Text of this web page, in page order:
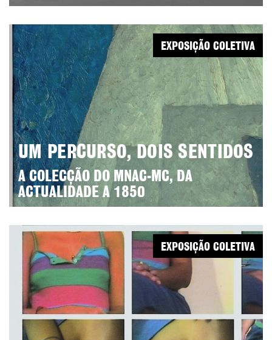
UM PERCURSO, DOIS SENTIDOS
A COLECÇÃO DO MNAC-MC, DA
ACTUALIDADE A 1850
EXPOSIÇÃO COLETIVA
EXPOSIÇÃO COLETIVA